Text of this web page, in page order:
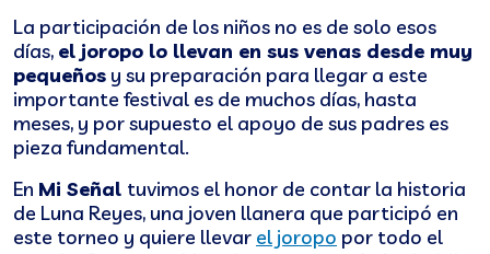
La participación de los niños no es de solo esos
días, el joropo lo llevan en sus venas desde muy
pequeños y su preparación para llegar a este
importante festival es de muchos días, hasta
meses, y por supuesto el apoyo de sus padres es
pieza fundamental.
En Mi Señal tuvimos el honor de contar la historia
de Luna Reyes, una joven llanera que participó en
este torneo y quiere llevar el joropo por todo el